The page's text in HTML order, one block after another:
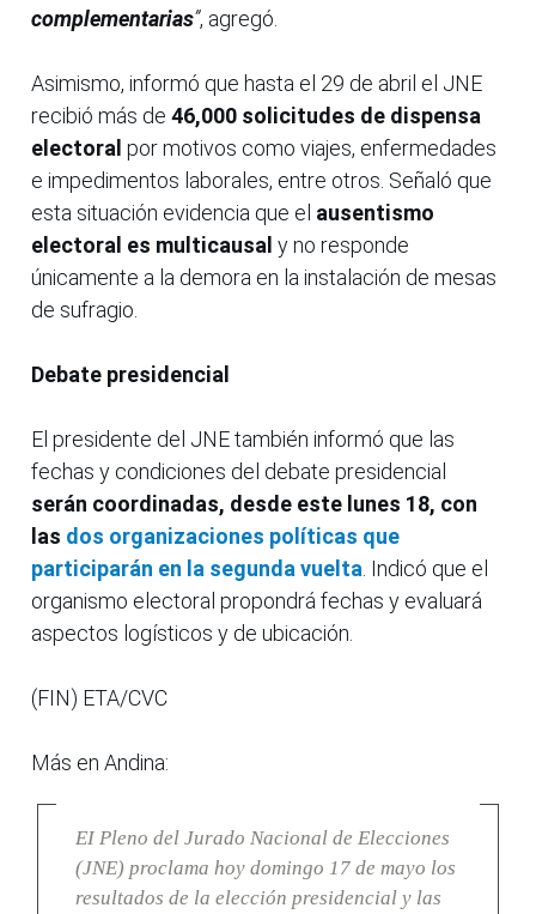
complementarias”, agregó.
Asimismo, informó que hasta el 29 de abril el JNE
recibió más de 46,000 solicitudes de dispensa
electoral por motivos como viajes, enfermedades
e impedimentos laborales, entre otros. Señaló que
esta situación evidencia que el ausentismo
electoral es multicausal y no responde
únicamente a la demora en la instalación de mesas
de sufragio.
Debate presidencial
El presidente del JNE también informó que las
fechas y condiciones del debate presidencial
serán coordinadas, desde este lunes 18, con
las dos organizaciones políticas que
participarán en la segunda vuelta. Indicó que el
organismo electoral propondrá fechas y evaluará
aspectos logísticos y de ubicación.
(FIN) ETA/CVC
Más en Andina:
EI Pleno del Jurado Nacional de Elecciones
(JNE) proclama hoy domingo 17 de mayo los
resultados de la elección presidencial y las